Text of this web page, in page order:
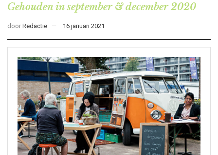
Gehouden in september & december 2020
door Redactie 16 januari 2021